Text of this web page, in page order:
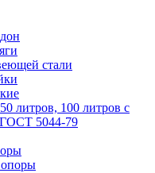
стали
литров, 100 литров с
5044-79